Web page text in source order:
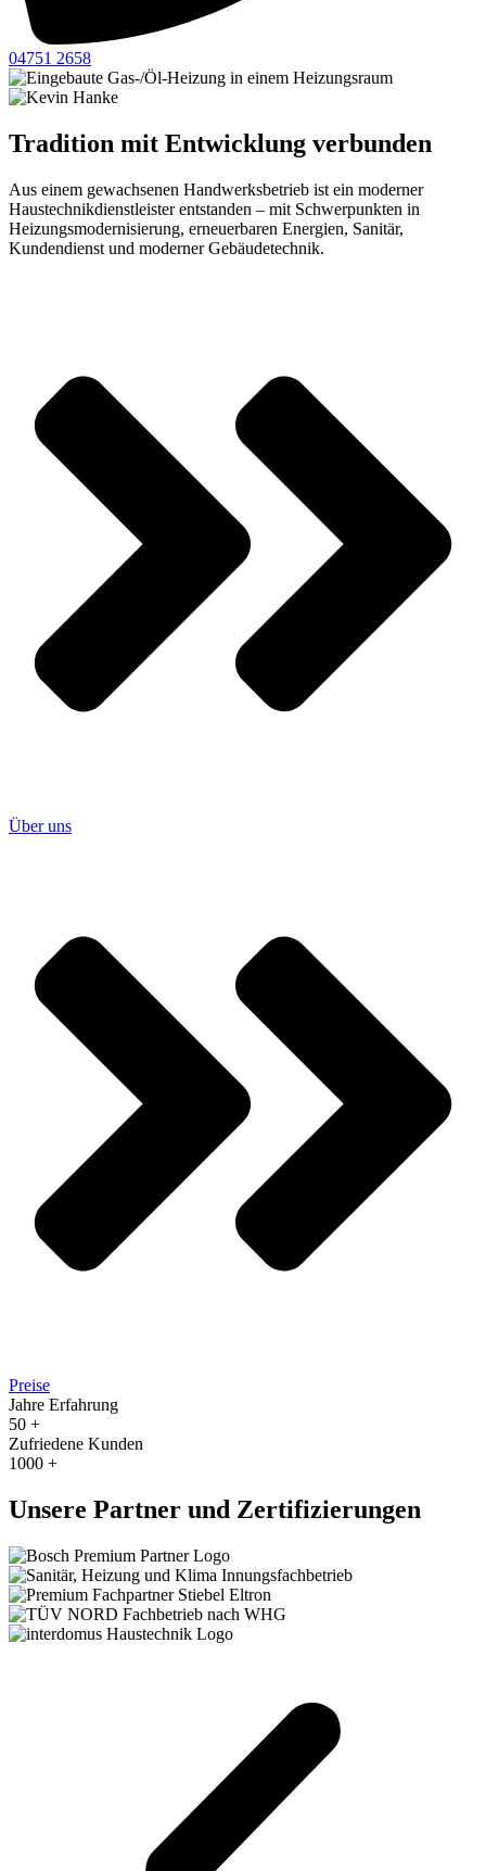
04751 2658
Tradition mit Entwicklung verbunden
Aus einem gewachsenen Handwerksbetrieb ist ein moderner
Haustechnikdienstleister entstanden – mit Schwerpunkten in
Heizungsmodernisierung, erneuerbaren Energien, Sanitär,
Kundendienst und moderner Gebäudetechnik.
Über uns
Preise
Jahre Erfahrung
50 +
Zufriedene Kunden
1000 +
Unsere Partner und Zertifizierungen